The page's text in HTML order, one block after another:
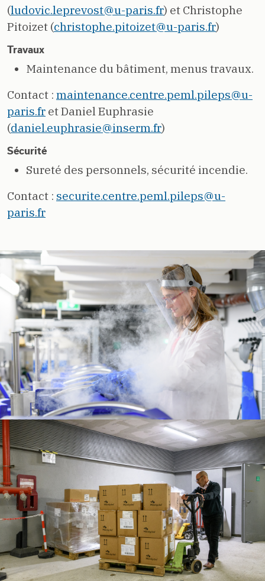
(ludovic.leprevost@u-paris.fr) et Christophe
Pitoizet (christophe.pitoizet@u-paris.fr)
Travaux
Maintenance du bâtiment, menus travaux.
Contact : maintenance.centre.peml.pileps@u-
paris.fr et Daniel Euphrasie
(daniel.euphrasie@inserm.fr)
Sécurité
Sureté des personnels, sécurité incendie.
Contact : securite.centre.peml.pileps@u-
paris.fr